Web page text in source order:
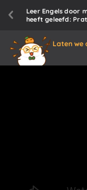
Leer Engels door
heeft geleefd:
Laten we